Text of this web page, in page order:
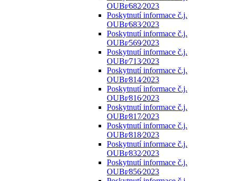
OUBr⁄682⁄2023
Poskytnutí informace č.j.
OUBr⁄683⁄2023
Poskytnutí informace č.j.
OUBr⁄569⁄2023
Poskytnutí informace č.j.
OUBr⁄713⁄2023
Poskytnutí informace č.j.
OUBr⁄814⁄2023
Poskytnutí informace č.j.
OUBr⁄816⁄2023
Poskytnutí informace č.j.
OUBr⁄817⁄2023
Poskytnutí informace č.j.
OUBr⁄818⁄2023
Poskytnutí informace č.j.
OUBr⁄832⁄2023
Poskytnutí informace č.j.
OUBr⁄856⁄2023